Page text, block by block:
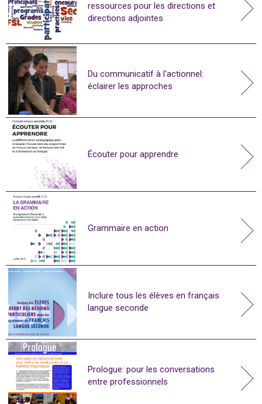
ressources pour les directions et
directions adjointes
Du communicatif à l'actionnel:
éclairer les approches
Écouter pour apprendre
Grammaire en action
Inclure tous les élèves en français
langue seconde
Prologue: pour les conversations
entre professionnels